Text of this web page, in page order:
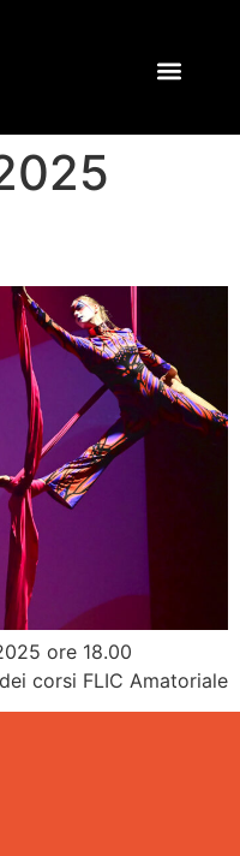
ore 18.00
corsi FLIC Amatoriale